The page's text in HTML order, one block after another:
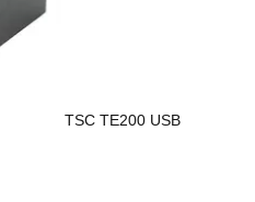
TSC TE200 USB